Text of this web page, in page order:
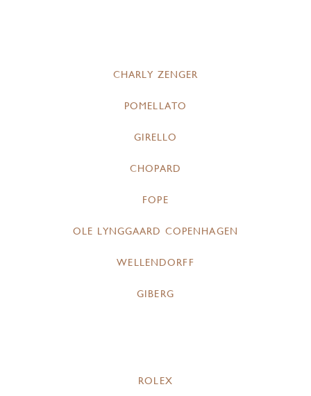
CHARLY ZENGER
POMELLATO
GIRELLO
CHOPARD
FOPE
OLE LYNGGAARD COPENHAGEN
WELLENDORFF
GIBERG
ROLEX